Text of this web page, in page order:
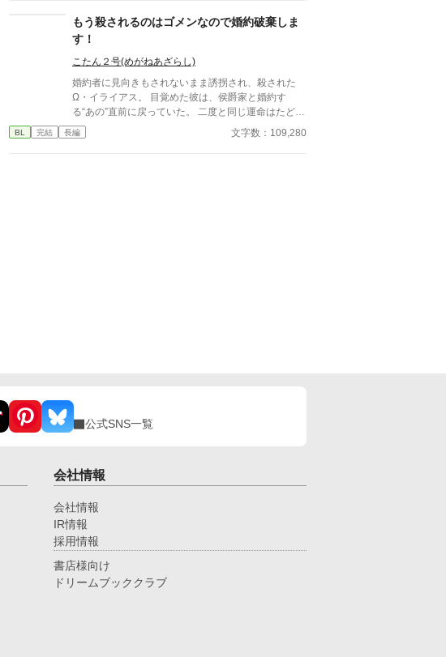
がいるのなら、それでいいと信じて。 だが、運命の
番だと信じていた相手は、彼の想いを最初から踏みに
じっていた。 「Ωの魔力さえ手に入れば、あんな奴は
もう要らない」 その冷たい声が、彼の世界を壊し
た。 すべてを失い、偽りの罪を着せられ追放された
エリアスがたどり着いたのは、隣国ルミナスの地。
そこで出会ったのは、「氷血公爵」と呼ばれる孤高の
α、アレクシス・ヴァン・レイヴンだった。 人を寄せ
つけないほど冷ややかな瞳の奥に、誰よりも深い孤独
もう殺されるのはゴメンなので婚約破棄しま
す！
こたん２号(めがねあざらし)
婚約者に見向きもされないまま誘拐され、殺された
Ω・イライアス。 目覚めた彼は、侯爵家と婚約す
る“あの”直前に戻っていた。 二度と同じ運命はたどり
たくない。 家族のために婚約は受け入れるが、なん
とか相手に嫌われて破談を狙うことに決める。 だが
BL 完結 長編 文字数：109,280
公式SNS一覧
会社情報
会社情報
IR情報
採用情報
書店様向け
ドリームブッククラブ